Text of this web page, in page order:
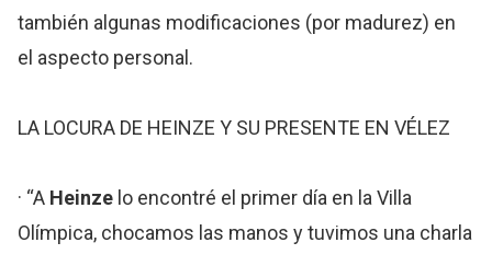
también algunas modificaciones (por madurez) en
el aspecto personal.
LA LOCURA DE HEINZE Y SU PRESENTE EN VÉLEZ
· “A Heinze lo encontré el primer día en la Villa
Olímpica, chocamos las manos y tuvimos una charla